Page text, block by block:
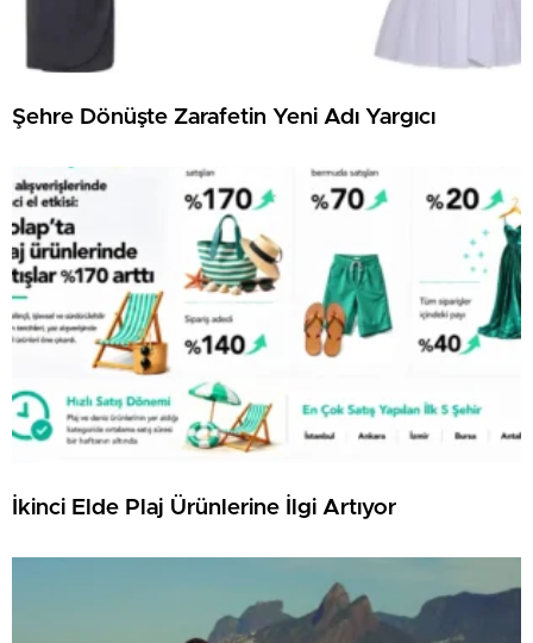
Şehre Dönüşte Zarafetin Yeni Adı Yargıcı
İkinci Elde Plaj Ürünlerine İlgi Artıyor